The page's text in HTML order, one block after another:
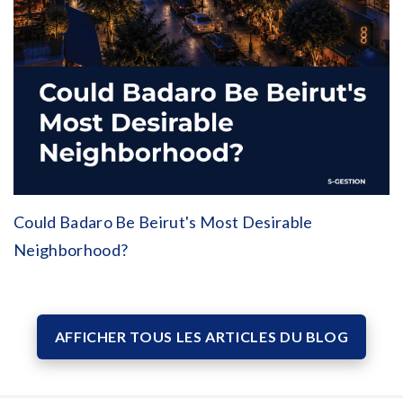
Could Badaro Be Beirut's Most Desirable
Neighborhood?
AFFICHER TOUS LES ARTICLES DU BLOG